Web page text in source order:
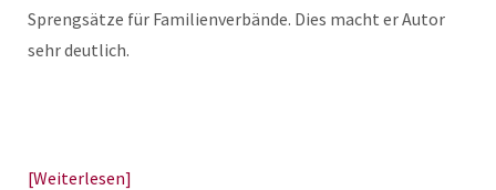
Sprengsätze für Familienverbände. Dies macht er Autor
sehr deutlich.
Weiterlesen